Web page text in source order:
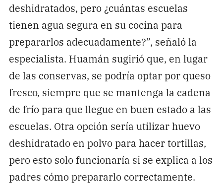
deshidratados, pero ¿cuántas escuelas
tienen agua segura en su cocina para
prepararlos adecuadamente?”, señaló la
especialista. Huamán sugirió que, en lugar
de las conservas, se podría optar por queso
fresco, siempre que se mantenga la cadena
de frío para que llegue en buen estado a las
escuelas. Otra opción sería utilizar huevo
deshidratado en polvo para hacer tortillas,
pero esto solo funcionaría si se explica a los
padres cómo prepararlo correctamente.